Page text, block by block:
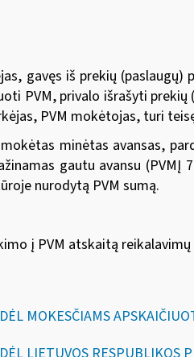
gavęs iš prekių
PVM, privalo išrašyti
PVM mokėtojas, turi
minėtas avansas,
gautu avansu
nurodytą PVM sumą.
į PVM atskaitą
MOKESČIAMS